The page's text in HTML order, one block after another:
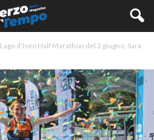
Lago d’Iseo Half Marathon del 2 giugno, Sara